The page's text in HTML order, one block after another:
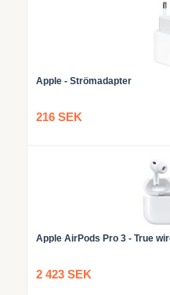
Apple - Strömadapter
216 SEK
Apple AirPods Pro 3 - True
2 423 SEK